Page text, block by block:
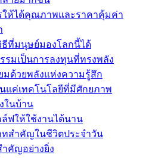
ให้ได้คุณภาพและราคาคุ้มค่า
ธีที่มนุษย์มองโลกนี้ได้
รมเป็นการลงทุนที่ทรงพลัง
มด้วยพลังแห่งความรู้สึก
แค่เทคโนโลยีที่มีศักยภาพ
ในบ้าน
ฟให้ใช้งานได้นาน
ทสำคัญในชีวิตประจำวัน
คัญอย่างยิ่ง